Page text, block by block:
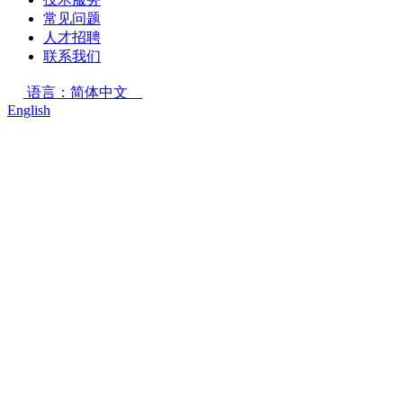
常见问题
人才招聘
联系我们
语言：简体中文
English